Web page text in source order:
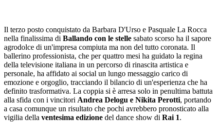
Il terzo posto conquistato da Barbara D'Urso e Pasquale La Rocca
nella finalissima di Ballando con le stelle sabato scorso ha il sapore
agrodolce di un'impresa compiuta ma non del tutto coronata. Il
ballerino professionista, che per quattro mesi ha guidato la regina
della televisione italiana in un percorso di rinascita artistica e
personale, ha affidato ai social un lungo messaggio carico di
emozione e orgoglio, tracciando il bilancio di un'esperienza che ha
definito trasformativa. La coppia si è arresa solo in penultima battuta
alla sfida con i vincitori Andrea Delogu e Nikita Perotti, portando
a casa comunque un risultato che pochi avrebbero pronosticato alla
vigilia della ventesima edizione del dance show di Rai 1.